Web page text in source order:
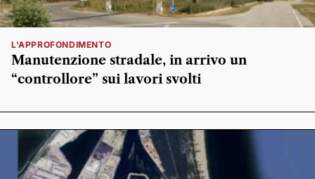
L'APPROFONDIMENTO
Manutenzione stradale, in arrivo un
“controllore” sui lavori svolti